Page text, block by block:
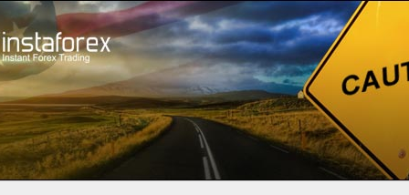
Acerca de InstaForex InstaSport Dragon Racing